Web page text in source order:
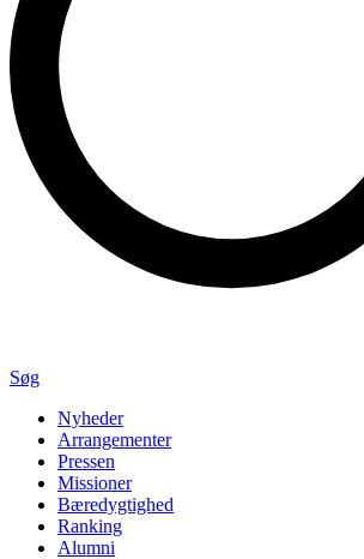
Søg
Nyheder
Arrangementer
Pressen
Missioner
Bæredygtighed
Ranking
Alumni